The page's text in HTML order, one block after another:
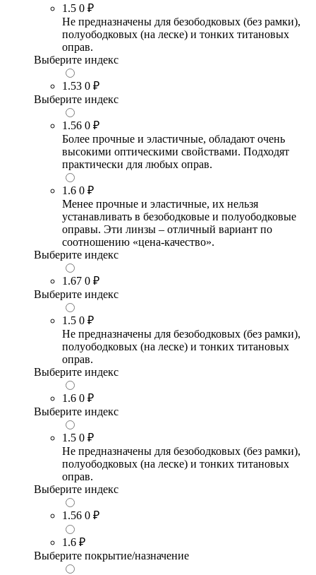
1.5 0 ₽
Не предназначены для безободковых (без рамки),
полуободковых (на леске) и тонких титановых
оправ.
Выберите индекс
1.53 0 ₽
Выберите индекс
1.56 0 ₽
Более прочные и эластичные, обладают очень
высокими оптическими свойствами. Подходят
практически для любых оправ.
1.6 0 ₽
Менее прочные и эластичные, их нельзя
устанавливать в безободковые и полуободковые
оправы. Эти линзы – отличный вариант по
соотношению «цена-качество».
Выберите индекс
1.67 0 ₽
Выберите индекс
1.5 0 ₽
Не предназначены для безободковых (без рамки),
полуободковых (на леске) и тонких титановых
оправ.
Выберите индекс
1.6 0 ₽
Выберите индекс
1.5 0 ₽
Не предназначены для безободковых (без рамки),
полуободковых (на леске) и тонких титановых
оправ.
Выберите индекс
1.56 0 ₽
1.6 ₽
Выберите покрытие/назначение